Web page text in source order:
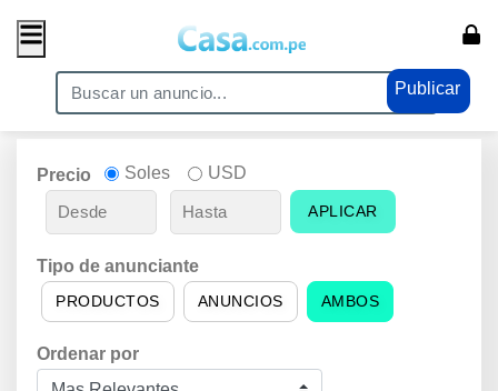
Publicar
Precio Soles USD
APLICAR
Tipo de anunciante
AMBOS
ANUNCIOS
PRODUCTOS
Ordenar por